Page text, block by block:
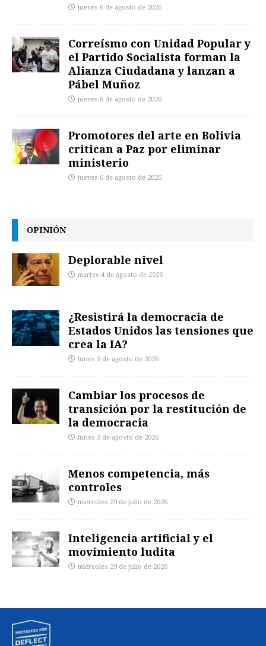
jueves 6 de agosto de 2026
Correísmo con Unidad Popular y
el Partido Socialista forman la
Alianza Ciudadana y lanzan a
Pábel Muñoz
jueves 6 de agosto de 2026
Promotores del arte en Bolivia
critican a Paz por eliminar
ministerio
jueves 6 de agosto de 2026
OPINIÓN
Deplorable nivel
martes 4 de agosto de 2026
¿Resistirá la democracia de
Estados Unidos las tensiones que
crea la IA?
lunes 3 de agosto de 2026
Cambiar los procesos de
transición por la restitución de
la democracia
lunes 3 de agosto de 2026
Menos competencia, más
controles
miércoles 29 de julio de 2026
Inteligencia artificial y el
movimiento ludita
miércoles 29 de julio de 2026